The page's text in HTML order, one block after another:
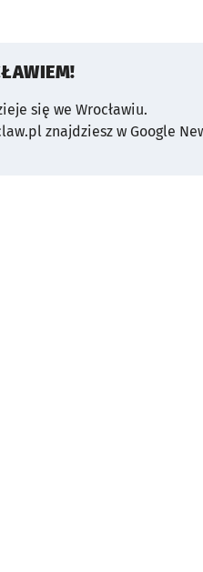
się we Wrocławiu.
znajdziesz w Google